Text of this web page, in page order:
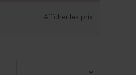
Afficher les prix